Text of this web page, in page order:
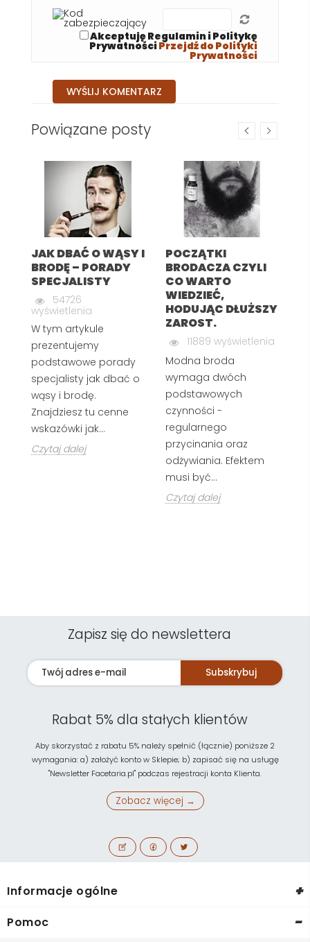
Akceptuję Regulamin i Politykę
PrywatnościPrzejdź do Polityki
Prywatności
Powiązane posty
JAK DBAĆ O WĄSY I
BRODĘ – PORADY
SPECJALISTY
54726
wyświetlenia
W tym artykule
prezentujemy
podstawowe porady
specjalisty jak dbać o
wąsy i brodę.
Znajdziesz tu cenne
wskazówki jak...
Czytaj dalej
POCZĄTKI
BRODACZA CZYLI
CO WARTO
WIEDZIEĆ,
HODUJĄC DŁUŻSZY
ZAROST.
11889 wyświetlenia
Modna broda
wymaga dwóch
podstawowych
czynności -
regularnego
przycinania oraz
odżywiania. Efektem
musi być...
Czytaj dalej
Zapisz się do newslettera
Subskrybuj
Rabat 5% dla stałych klientów
Aby skorzystać z rabatu 5% należy spełnić (łącznie) poniższe 2
wymagania: a) założyć konto w Sklepie; b) zapisać się na usługę
"Newsletter Facetaria.pl" podczas rejestracji konta Klienta.
Zobacz więcej →
Informacje ogólne +
Pomoc -